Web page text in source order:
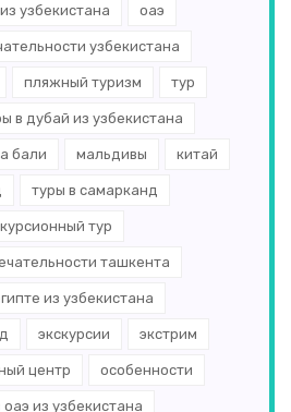
узбекистана оаэ
узбекистана
пляжный туризм тур
в дубай из узбекистана
бали мальдивы китай
туры в самарканд
тур
ташкента
из узбекистана
экскурсии экстрим
центр особенности
из узбекистана